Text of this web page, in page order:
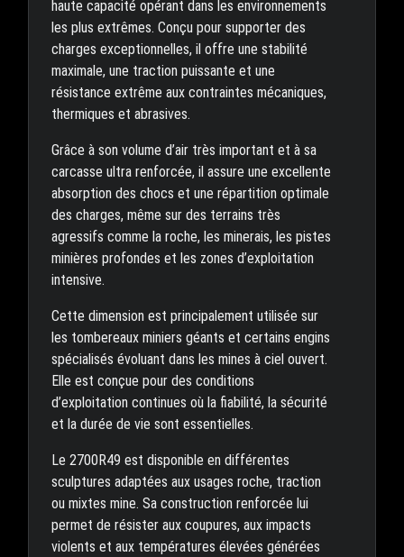
haute capacité opérant dans les environnements
les plus extrêmes. Conçu pour supporter des
charges exceptionnelles, il offre une stabilité
maximale, une traction puissante et une
résistance extrême aux contraintes mécaniques,
thermiques et abrasives.
Grâce à son volume d’air très important et à sa
carcasse ultra renforcée, il assure une excellente
absorption des chocs et une répartition optimale
des charges, même sur des terrains très
agressifs comme la roche, les minerais, les pistes
minières profondes et les zones d’exploitation
intensive.
Cette dimension est principalement utilisée sur
les tombereaux miniers géants et certains engins
spécialisés évoluant dans les mines à ciel ouvert.
Elle est conçue pour des conditions
d’exploitation continues où la fiabilité, la sécurité
et la durée de vie sont essentielles.
Le 2700R49 est disponible en différentes
sculptures adaptées aux usages roche, traction
ou mixtes mine. Sa construction renforcée lui
permet de résister aux coupures, aux impacts
violents et aux températures élevées générées